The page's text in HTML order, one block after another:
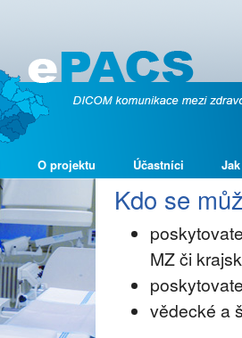
O projektu Účastníci
Kdo se
MZ či
vědecké a